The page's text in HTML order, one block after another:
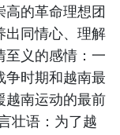
的革命理想团
出同情心、理解
至义的感情：一
争时期和越南最
越南运动的最前
壮语：为了越